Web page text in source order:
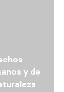
y de